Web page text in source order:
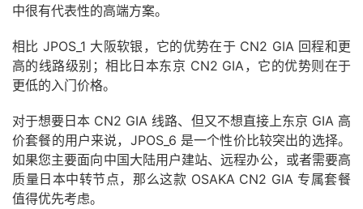
中很有代表性的高端方案。
相比 JPOS_1 大阪软银，它的优势在于 CN2 GIA 回程和更
高的线路级别；相比日本东京 CN2 GIA，它的优势则在于
更低的入门价格。
对于想要日本 CN2 GIA 线路、但又不想直接上东京 GIA 高
价套餐的用户来说，JPOS_6 是一个性价比较突出的选择。
如果您主要面向中国大陆用户建站、远程办公，或者需要高
质量日本中转节点，那么这款 OSAKA CN2 GIA 专属套餐
值得优先考虑。